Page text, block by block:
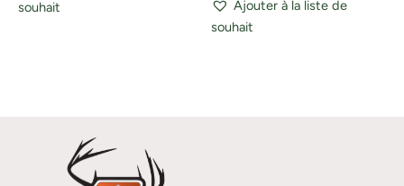
souhait
Ajouter à la liste de
souhait